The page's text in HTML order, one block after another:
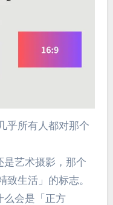
是艺术摄影，那个
致生活」的标志。
么会是「正方